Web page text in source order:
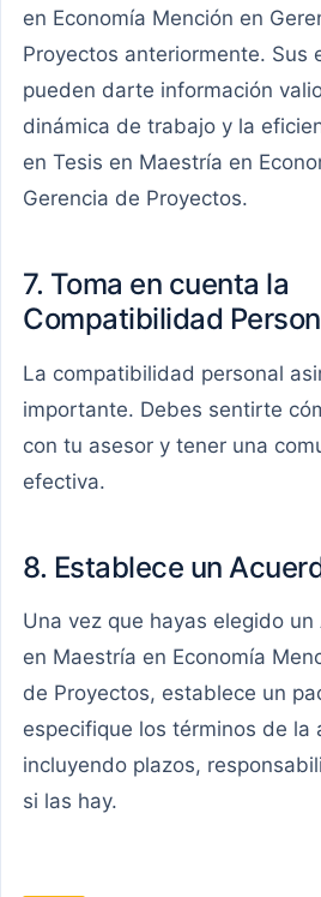
en Economía Mención en
Proyectos anteriormente. Sus
pueden darte información
dinámica de trabajo y la
en Tesis en Maestría en
Gerencia de Proyectos.
7. Toma en cuenta la
Compatibilidad
La compatibilidad personal
importante. Debes sentirte
con tu asesor y tener una
efectiva.
8. Establece un
Una vez que hayas elegido un
en Maestría en Economía
de Proyectos, establece un
especifique los términos de la
incluyendo plazos,
si las hay.